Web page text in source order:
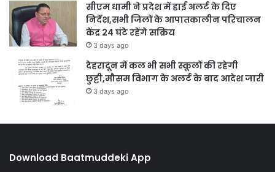
सीएम धामी ने प्रदेश में हाई अलर्ट के दिए
निर्देश,सभी जिलों के आपातकालीन परिचालन
केंद्र 24 घंटे रहेंगे सक्रिय
3 days ago
देहरादून में कल भी सभी स्कूलों की रहेगी
छुट्टी,मौसम विभाग के अलर्ट के बाद आदेश जारी
3 days ago
Download Baatmuddeki App